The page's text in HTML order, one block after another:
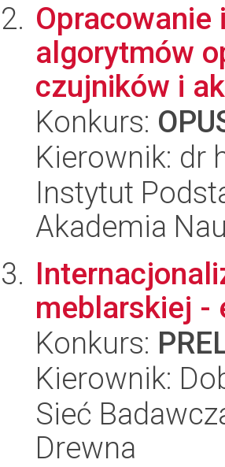
algorytmów
czujników i
Konkurs:
Kierownik: dr
Instytut
Akademia
meblarskiej -
Konkurs:
Kierownik:
Sieć
Drewna